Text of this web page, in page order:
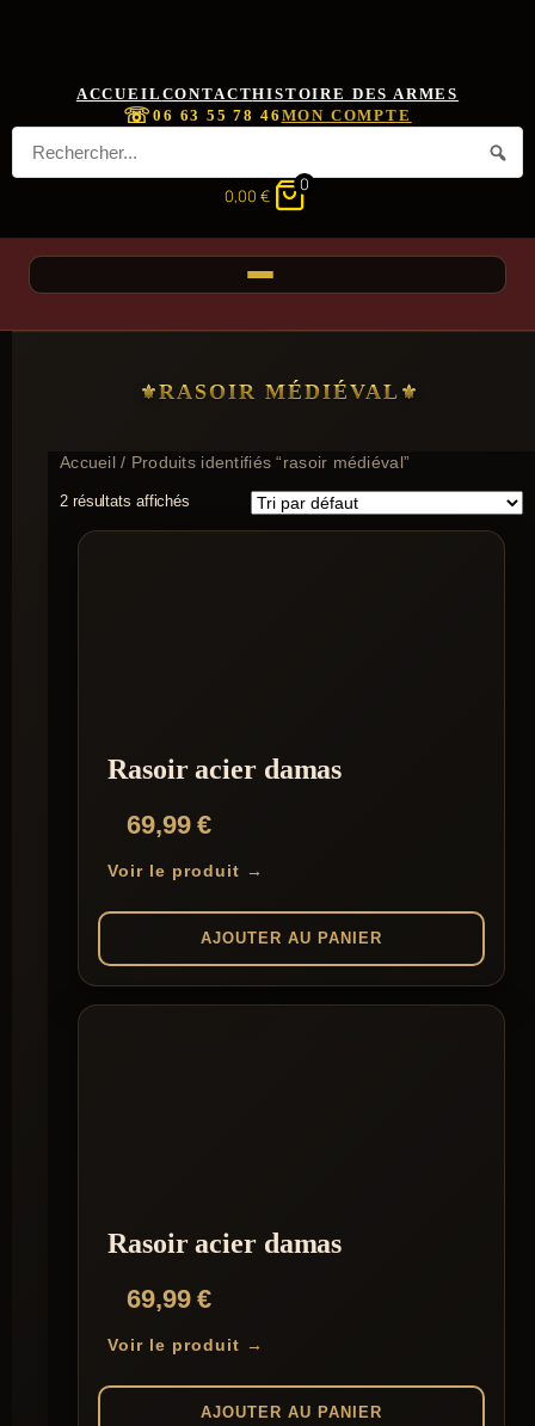
ACCUEIL CONTACTHISTOIRE DES ARMES
☏06 63 55 78 46 MON COMPTE
0,00 €
0
RASOIR MÉDIÉVAL
Accueil/ Produits identifiés “rasoir médiéval”
2 résultats affichés
Rasoir acier damas
69,99€
Voir le produit →
AJOUTER AU PANIER
Rasoir acier damas
69,99€
Voir le produit →
AJOUTER AU PANIER